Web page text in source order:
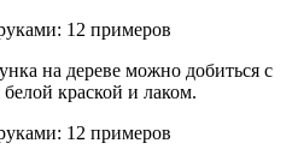
на дереве можно добиться с
краской и лаком.